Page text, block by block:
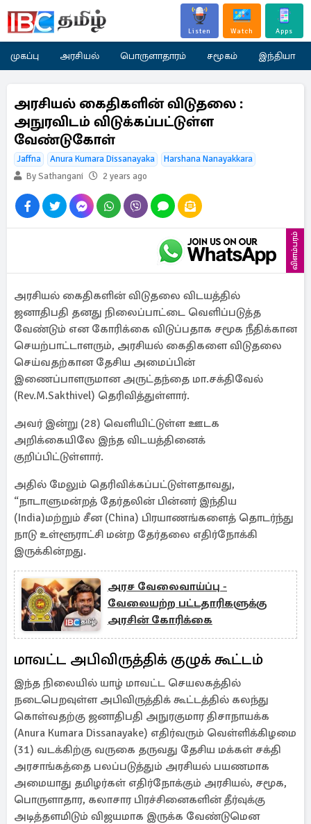
Listen Watch Apps
முகப்பு அரசியல் பொருளாதாரம் சமூகம் இந்தியா
அரசியல் கைதிகளின் விடுதலை :
அநுரவிடம் விடுக்கப்பட்டுள்ள
வேண்டுகோள்
Jaffna Anura Kumara Dissanayaka
Harshana Nanayakkara
By Sathangani
2 years ago
விளம்பரம்
அரசியல் கைதிகளின் விடுதலை விடயத்தில்
ஜனாதிபதி தனது நிலைப்பாட்டை வெளிப்படுத்த
வேண்டும் என கோரிக்கை விடுப்பதாக சமூக நீதிக்கான
செயற்பாட்டாளரும், அரசியல் கைதிகளை விடுதலை
செய்வதற்கான தேசிய அமைப்பின்
இணைப்பாளருமான அருட்தந்தை மா.சக்திவேல்
(Rev.M.Sakthivel) தெரிவித்துள்ளார்.
அவர் இன்று (28) வெளியிட்டுள்ள ஊடக
அறிக்கையிலே இந்த விடயத்தினைக்
குறிப்பிட்டுள்ளார்.
அதில் மேலும் தெரிவிக்கப்பட்டுள்ளதாவது,
“நாடாளுமன்றத் தேர்தலின் பின்னர் இந்திய
(India)மற்றும் சீன (China) பிரயாணங்களைத் தொடர்ந்து
நாடு உள்ளூராட்சி மன்ற தேர்தலை எதிர்நோக்கி
இருக்கின்றது.
அரச வேலைவாய்ப்பு -
வேலையற்ற பட்டதாரிகளுக்கு
அரசின் கோரிக்கை
மாவட்ட அபிவிருத்திக் குழுக் கூட்டம்
இந்த நிலையில் யாழ் மாவட்ட செயலகத்தில்
நடைபெறவுள்ள அபிவிருத்திக் கூட்டத்தில் கலந்து
கொள்வதற்கு ஜனாதிபதி அநுரகுமார திசாநாயக்க
(Anura Kumara Dissanayake) எதிர்வரும் வெள்ளிக்கிழமை
(31) வடக்கிற்கு வருகை தருவது தேசிய மக்கள் சக்தி
அரசாங்கத்தை பலப்படுத்தும் அரசியல் பயணமாக
அமையாது தமிழர்கள் எதிர்நோக்கும் அரசியல், சமூக,
பொருளாதார, கலாசார பிரச்சினைகளின் தீர்வுக்கு
அடித்தளமிடும் விஜயமாக இருக்க வேண்டுமென